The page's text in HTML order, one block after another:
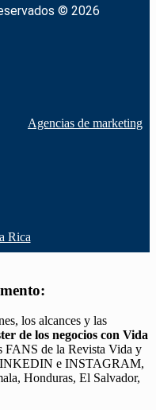
© 2026
Agencias de marketing
Rica
los alcances y las
de los negocios con Vida
FANS de la Revista Vida y
e INSTAGRAM,
Honduras, El Salvador,